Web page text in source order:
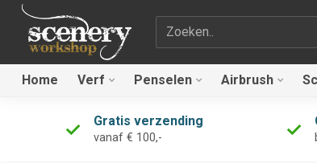
Zoekterm
Home Verf Penselen Airbrush
Gratis verzending
vanaf € 100,-